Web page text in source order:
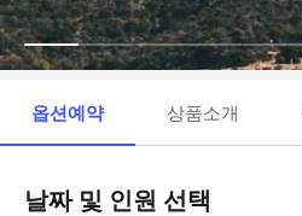
옵션예약 상품소개
날짜 및 인원 선택